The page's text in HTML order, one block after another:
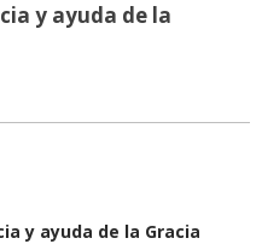
y ayuda de la
y ayuda de la Gracia